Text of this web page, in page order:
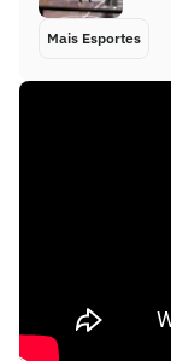
Mais Esportes